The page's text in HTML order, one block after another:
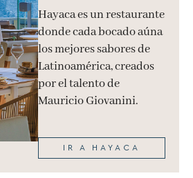
Hayaca es un restaurante
donde cada bocado aúna
los mejores sabores de
Latinoamérica, creados
por el talento de
Mauricio Giovanini.
IR A HAYACA